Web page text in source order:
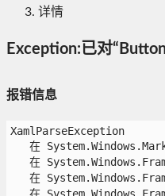
详情
Exception:已对
报错信息
XamlParseException
在
在
在
在